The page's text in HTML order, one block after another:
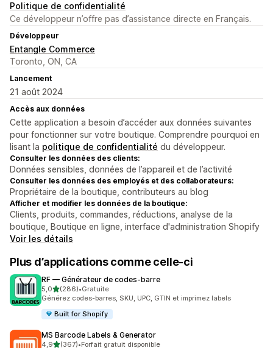
Politique de confidentialité
Ce développeur n’offre pas d’assistance directe en Français.
Développeur
Entangle Commerce
Toronto, ON, CA
Lancement
21 août 2024
Accès aux données
Cette application a besoin d’accéder aux données suivantes
pour fonctionner sur votre boutique. Comprendre pourquoi en
lisant la politique de confidentialité du développeur.
Consulter les données des clients:
Données sensibles, données de l’appareil et de l’activité
Consulter les données des employés et des collaborateurs:
Propriétaire de la boutique, contributeurs au blog
Afficher et modifier les données de la boutique:
Clients, produits, commandes, réductions, analyse de la
boutique, Boutique en ligne, interface d'administration Shopify
Voir les détails
Plus d’applications comme celle-ci
RF — Générateur de codes‑barre
5,0étoile(s) sur 5
(286)
286 avis au total
•Gratuite
Générez codes-barres, SKU, UPC, GTIN et imprimez labels
Built for Shopify
MS Barcode Labels & Generator
4,9étoile(s) sur 5
(367)•Forfait gratuit disponible